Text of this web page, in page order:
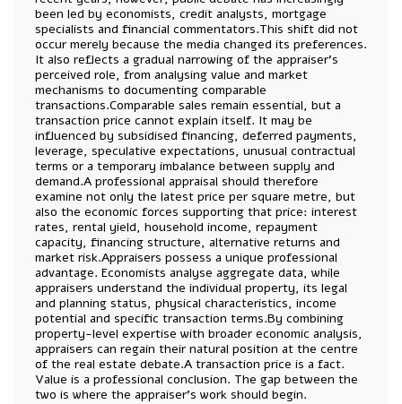
been led by economists, credit analysts, mortgage
specialists and financial commentators.This shift did not
occur merely because the media changed its preferences.
It also reflects a gradual narrowing of the appraiser's
perceived role, from analysing value and market
mechanisms to documenting comparable
transactions.Comparable sales remain essential, but a
transaction price cannot explain itself. It may be
influenced by subsidised financing, deferred payments,
leverage, speculative expectations, unusual contractual
terms or a temporary imbalance between supply and
demand.A professional appraisal should therefore
examine not only the latest price per square metre, but
also the economic forces supporting that price: interest
rates, rental yield, household income, repayment
capacity, financing structure, alternative returns and
market risk.Appraisers possess a unique professional
advantage. Economists analyse aggregate data, while
appraisers understand the individual property, its legal
and planning status, physical characteristics, income
potential and specific transaction terms.By combining
property-level expertise with broader economic analysis,
appraisers can regain their natural position at the centre
of the real estate debate.A transaction price is a fact.
Value is a professional conclusion. The gap between the
two is where the appraiser's work should begin.